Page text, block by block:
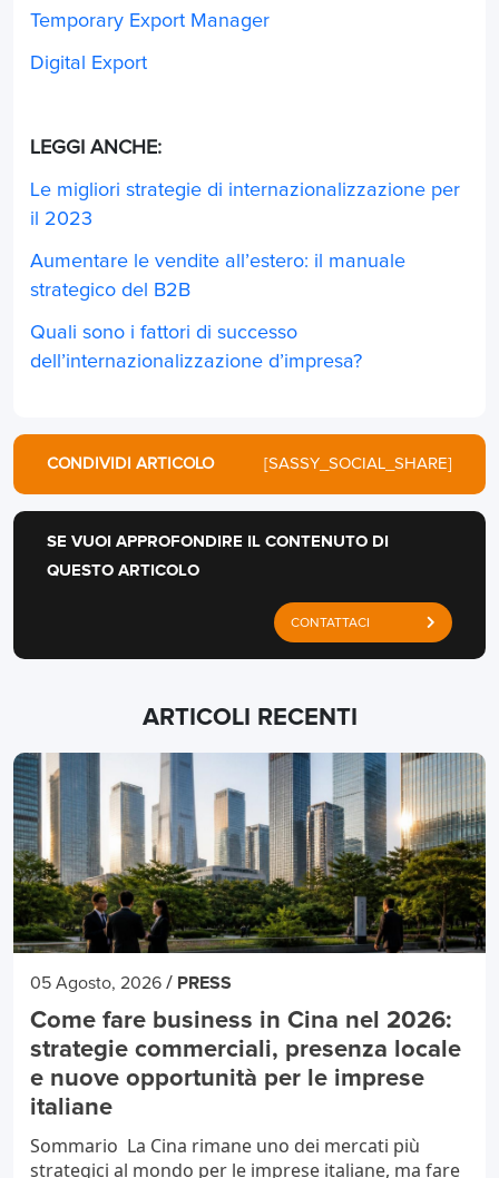
Temporary Export Manager
Digital Export
LEGGI ANCHE:
Le migliori strategie di internazionalizzazione per
il 2023
Aumentare le vendite all’estero: il manuale
strategico del B2B
Quali sono i fattori di successo
dell’internazionalizzazione d’impresa?
CONDIVIDI ARTICOLO [SASSY_SOCIAL_SHARE]
SE VUOI APPROFONDIRE IL CONTENUTO DI
QUESTO ARTICOLO
CONTATTACI
ARTICOLI RECENTI
05 Agosto, 2026 / PRESS
Come fare business in Cina nel 2026:
strategie commerciali, presenza locale
e nuove opportunità per le imprese
italiane
Sommario La Cina rimane uno dei mercati più
strategici al mondo per le imprese italiane, ma fare